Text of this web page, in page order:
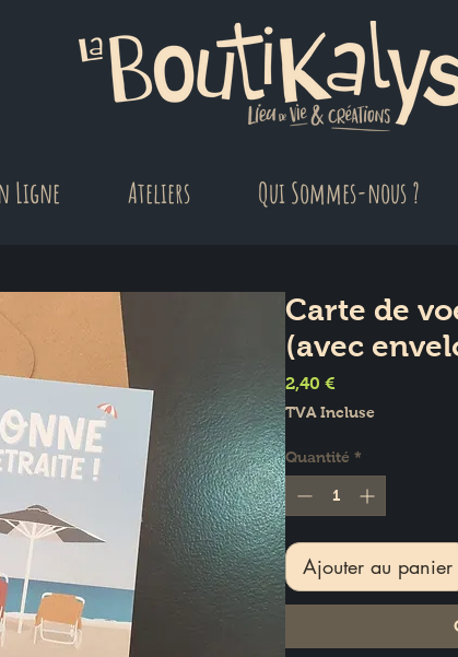
Ligne Ateliers Qui Sommes-nous ?
Carte de
(avec
2,40 €
TVA Incluse
Quantité *
Ajouter au panier